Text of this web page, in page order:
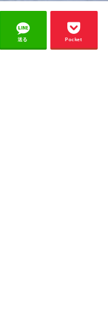
送る Pocket